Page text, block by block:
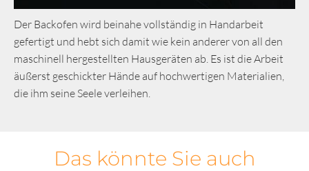
Der Backofen wird beinahe vollständig in Handarbeit
gefertigt und hebt sich damit wie kein anderer von all den
maschinell hergestellten Hausgeräten ab. Es ist die Arbeit
äußerst geschickter Hände auf hochwertigen Materialien,
die ihm seine Seele verleihen.
Das könnte Sie auch